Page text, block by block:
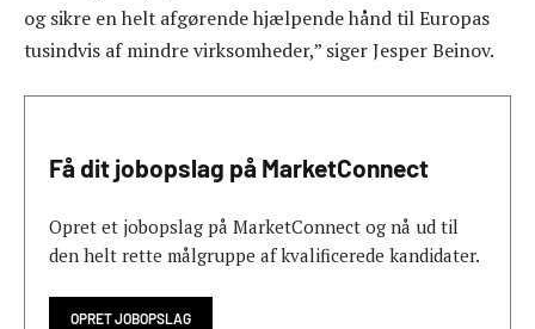
og sikre en helt afgørende hjælpende hånd til Europas
tusindvis af mindre virksomheder,” siger Jesper Beinov.
Få dit jobopslag på MarketConnect
Opret et jobopslag på MarketConnect og nå ud til
den helt rette målgruppe af kvalificerede kandidater.
OPRET JOBOPSLAG